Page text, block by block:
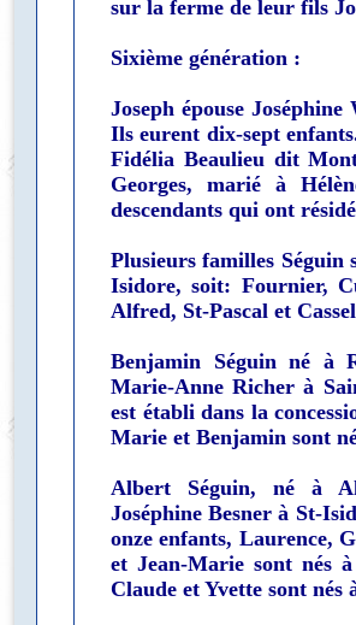
sur la ferme de leur fils
Sixième génération :
Joseph épouse
Ils eurent dix-sept
Fidélia Beaulieu dit
Georges, marié à
descendants qui ont
Plusieurs familles Séguin
Isidore, soit: Fournier,
Alfred, St-Pascal et
Benjamin Séguin né à
Marie-Anne Richer à
est établi dans la
Marie et Benjamin sont
Albert Séguin, né à
Joséphine Besner à St-
onze enfants, Laurence,
et Jean-Marie sont nés
Claude et Yvette sont nés